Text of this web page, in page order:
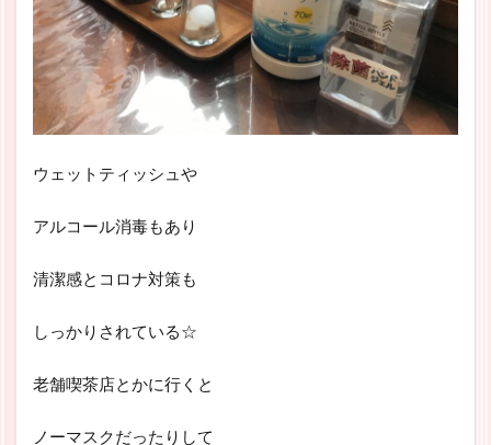
ウェットティッシュや
アルコール消毒もあり
清潔感とコロナ対策も
しっかりされている☆
老舗喫茶店とかに行くと
ノーマスクだったりして